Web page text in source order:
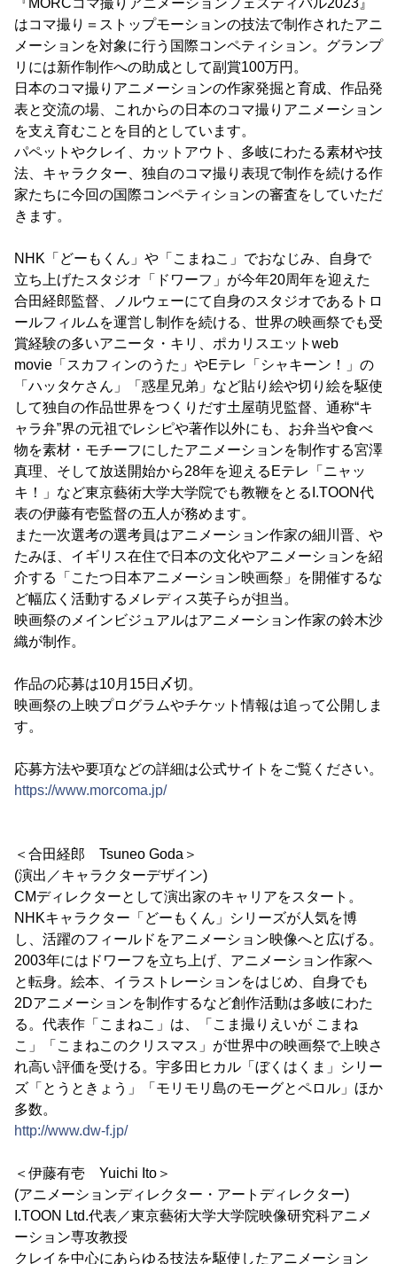
『MORCコマ撮りアニメーションフェスティバル2023』
はコマ撮り＝ストップモーションの技法で制作されたアニ
メーションを対象に行う国際コンペティション。グランプ
リには新作制作への助成として副賞100万円。
日本のコマ撮りアニメーションの作家発掘と育成、作品発
表と交流の場、これからの日本のコマ撮りアニメーション
を支え育むことを目的としています。
パペットやクレイ、カットアウト、多岐にわたる素材や技
法、キャラクター、独自のコマ撮り表現で制作を続ける作
家たちに今回の国際コンペティションの審査をしていただ
きます。
NHK「どーもくん」や「こまねこ」でおなじみ、自身で
立ち上げたスタジオ「ドワーフ」が今年20周年を迎えた
合田経郎監督、ノルウェーにて自身のスタジオであるトロ
ールフィルムを運営し制作を続ける、世界の映画祭でも受
賞経験の多いアニータ・キリ、ポカリスエットweb
movie「スカフィンのうた」やEテレ「シャキーン！」の
「ハッタケさん」「惑星兄弟」など貼り絵や切り絵を駆使
して独自の作品世界をつくりだす土屋萌児監督、通称“キ
ャラ弁”界の元祖でレシピや著作以外にも、お弁当や食べ
物を素材・モチーフにしたアニメーションを制作する宮澤
真理、そして放送開始から28年を迎えるEテレ「ニャッ
キ！」など東京藝術大学大学院でも教鞭をとるI.TOON代
表の伊藤有壱監督の五人が務めます。
また一次選考の選考員はアニメーション作家の細川晋、や
たみほ、イギリス在住で日本の文化やアニメーションを紹
介する「こたつ日本アニメーション映画祭」を開催するな
ど幅広く活動するメレディス英子らが担当。
映画祭のメインビジュアルはアニメーション作家の鈴木沙
織が制作。
作品の応募は10月15日〆切。
映画祭の上映プログラムやチケット情報は追って公開しま
す。
応募方法や要項などの詳細は公式サイトをご覧ください。
https://www.morcoma.jp/
＜合田経郎 Tsuneo Goda＞
(演出／キャラクターデザイン)
CMディレクターとして演出家のキャリアをスタート。
NHKキャラクター「どーもくん」シリーズが人気を博
し、活躍のフィールドをアニメーション映像へと広げる。
2003年にはドワーフを立ち上げ、アニメーション作家へ
と転身。絵本、イラストレーションをはじめ、自身でも
2Dアニメーションを制作するなど創作活動は多岐にわた
る。代表作「こまねこ」は、「こま撮りえいが こまね
こ」「こまねこのクリスマス」が世界中の映画祭で上映さ
れ高い評価を受ける。宇多田ヒカル「ぼくはくま」シリー
ズ「とうときょう」「モリモリ島のモーグとペロル」ほか
多数。
http://www.dw-f.jp/
＜伊藤有壱 Yuichi Ito＞
(アニメーションディレクター・アートディレクター)
I.TOON Ltd.代表／東京藝術大学大学院映像研究科アニメ
ーション専攻教授
クレイを中心にあらゆる技法を駆使したアニメーション